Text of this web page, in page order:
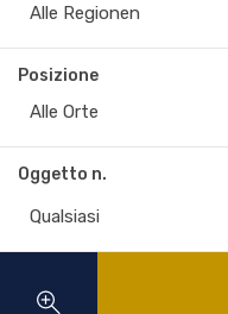
Alle Regionen
Posizione
Alle Orte
Oggetto n.